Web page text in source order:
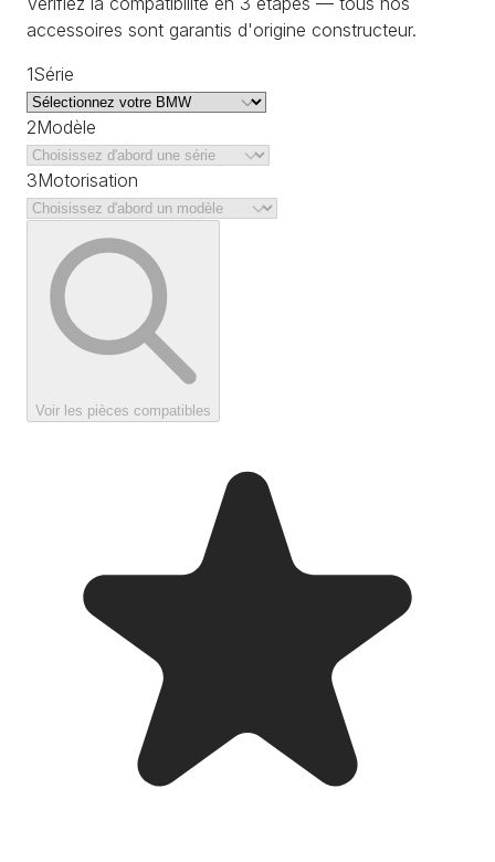
accessoires sont garantis d'origine constructeur.
1Série
2Modèle
3Motorisation
Voir les pièces compatibles